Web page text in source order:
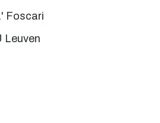
Foscari
Leuven